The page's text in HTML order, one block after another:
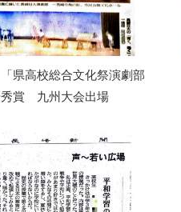
「県高校総合文化祭演劇部
秀賞 九州大会出場